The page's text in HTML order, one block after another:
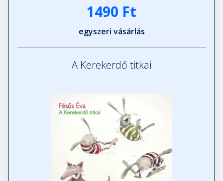
1490 Ft
egyszeri vásárlás
A Kerekerdő titkai